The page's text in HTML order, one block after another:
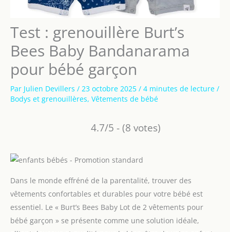
Test : grenouillère Burt’s
Bees Baby Bandanarama
pour bébé garçon
Par Julien Devillers / 23 octobre 2025 / 4 minutes de lecture /
Bodys et grenouillères, Vêtements de bébé
4.7/5 - (8 votes)
Dans le monde effréné de la parentalité, trouver des
vêtements confortables et durables pour votre bébé est
essentiel. Le « Burt’s Bees Baby Lot de 2 vêtements pour
bébé garçon » se présente comme une solution idéale,